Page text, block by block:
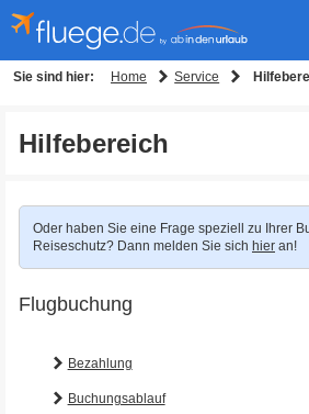
Sie sind hier: Home Service
Hilfebereich
Oder haben Sie eine Frage speziell zu Ihrer
Reiseschutz? Dann melden Sie sich hier an!
Flugbuchung
Bezahlung
Buchungsablauf